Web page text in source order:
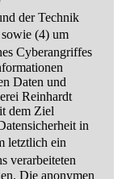
der Technik
(4) um
Cyberangriffes
Daten und
Reinhardt
dem Ziel
in
letztlich ein
verarbeiteten
Die anonymen